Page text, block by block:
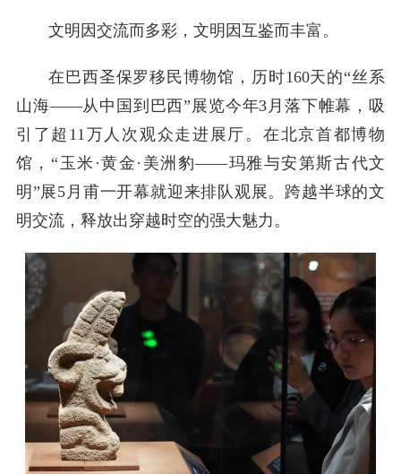
文明因交流而多彩，文明因互鉴而丰富。
在巴西圣保罗移民博物馆，历时160天的“丝系
山海——从中国到巴西”展览今年3月落下帷幕，吸
引了超11万人次观众走进展厅。在北京首都博物
馆，“玉米·黄金·美洲豹——玛雅与安第斯古代文
明”展5月甫一开幕就迎来排队观展。跨越半球的文
明交流，释放出穿越时空的强大魅力。